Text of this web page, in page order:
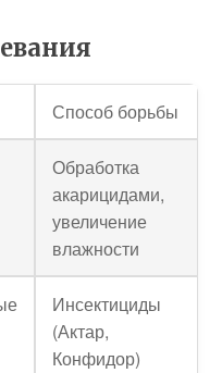
Способ борьбы
Обработка
акарицидами,
увеличение
влажности
Инсектициды
(Актар,
Конфидор)